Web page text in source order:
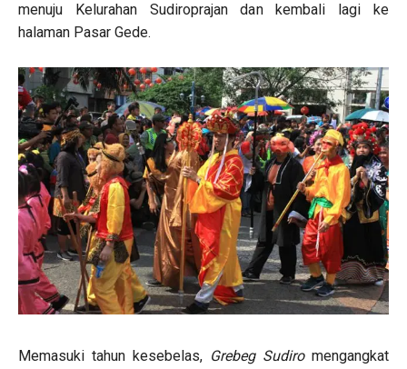
menuju Kelurahan Sudiroprajan dan kembali lagi ke
halaman Pasar Gede.
Memasuki tahun kesebelas, Grebeg Sudiromengangkat